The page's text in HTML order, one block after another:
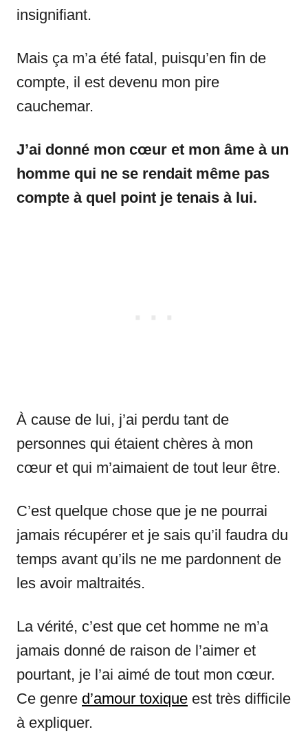
insignifiant.
Mais ça m’a été fatal, puisqu’en fin de
compte, il est devenu mon pire
cauchemar.
J’ai donné mon cœur et mon âme à un
homme qui ne se rendait même pas
compte à quel point je tenais à lui.
À cause de lui, j’ai perdu tant de
personnes qui étaient chères à mon
cœur et qui m’aimaient de tout leur être.
C’est quelque chose que je ne pourrai
jamais récupérer et je sais qu’il faudra du
temps avant qu’ils ne me pardonnent de
les avoir maltraités.
La vérité, c’est que cet homme ne m’a
jamais donné de raison de l’aimer et
pourtant, je l’ai aimé de tout mon cœur.
Ce genre d’amour toxique est très difficile
à expliquer.